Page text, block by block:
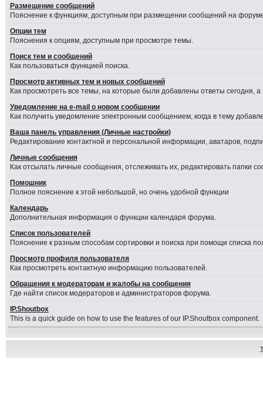
Размещение сообщений
Пояснение к функциям, доступным при размещении сообщений на
Опции тем
Пояснения к опциям, доступным при просмотре темы.
Поиск тем и сообщений
Как пользоваться функцией поиска.
Просмотр активных тем и новых сообщений
Как просмотреть все темы, на которые были добавлены ответы сегодня,
Уведомление на е-mail о новом сообщении
Как получить уведомление электронным сообщением, когда в тему
Ваша панель управления (Личные настройки)
Редактирование контактной и персональной информации, аватаров,
Личные сообщения
Как отсылать личные сообщения, отслеживать их, редактировать папки
Помошник
Полное пояснение к этой небольшой, но очень удобной функции
Календарь
Дополнительная информация о функции календаря форума.
Список пользователей
Пояснение к разным способам сортировки и поиска при помощи списка
Просмотр профиля пользователя
Как просмотреть контактную информацию пользователей.
Обращения к модераторам и жалобы на сообщения
Где найти список модераторов и администраторов форума.
IP.Shoutbox
This is a quick guide on how to use the features of our IP.Shoutbox component.